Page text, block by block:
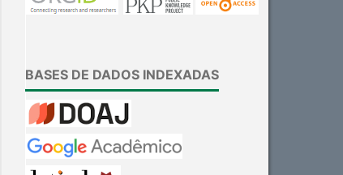
BASES DE DADOS INDEXADAS